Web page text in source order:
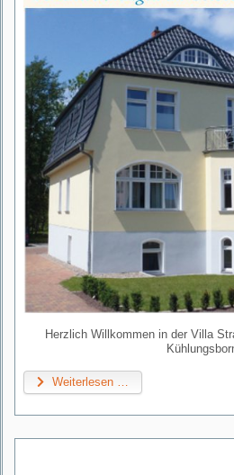
Herzlich Willkommen in der Villa
Weiterlesen …